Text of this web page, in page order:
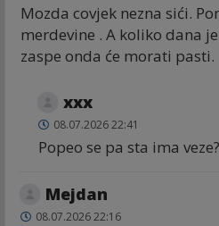
Mozda covjek nezna sići.
merdevine . A koliko dana
zaspe onda će morati pasti.
xxx
08.07.2026 22:41
Popeo se pa sta ima veze?
Mejdan
08.07.2026 22:16